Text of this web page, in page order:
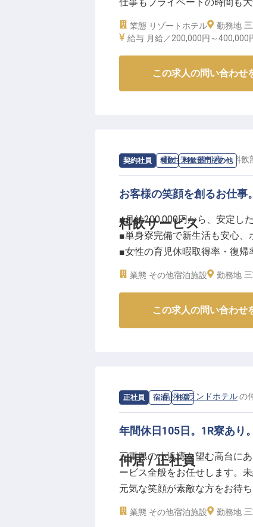
る「THE HIRAMATSU
た、ジャンルに捉われない料
業態 リゾートホテル 勤務地
給与 月給／200,000円～400,000
この求人の問い合わせ
契約社員 料飲 料飲部門その他
料飲サービス
求人情報：都ホテル 四日市の 料
お客様の笑顔を創るお仕事
■月給200,000円から、安定し
■単身寮完備で新生活も安心
■女性の育児休暇取得率・復帰
■近鉄四日市駅から徒歩3分、
都ホテル四日市では、お客様
フを募集しています。
経験が浅い方も、先輩スタッ
ーー【働きやすい環境とキャ
単身寮を完備しており、新生
児休暇取得率・復帰率が
場です。
資格取得支援制度や研修制度
業態 その他宿泊施設 勤務地
この求人の問い合わせ
正社員 宿泊 仲居
仲居 / 正社員
求人情報：鳥羽グランドホテルの
年間休日105日。1R寮あり
三重県の小浜湾を望む高台に
ービス全般をお任せします。
元気な笑顔が素敵な方をお待
る環境です。ホテルでのフロ
105日用意。寮費が月8000円
業態 その他宿泊施設 勤務地